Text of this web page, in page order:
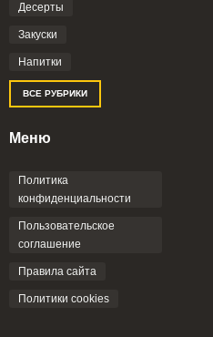
соглашаетесь с
Пользовательским
Десерты
Закуски
Напитки
ВСЕ РУБРИКИ
Меню
Политика
конфиденциальности
Пользовательское
соглашение
Правила сайта
Политики cookies
РЕГИСТРАЦИЯ
сетей: